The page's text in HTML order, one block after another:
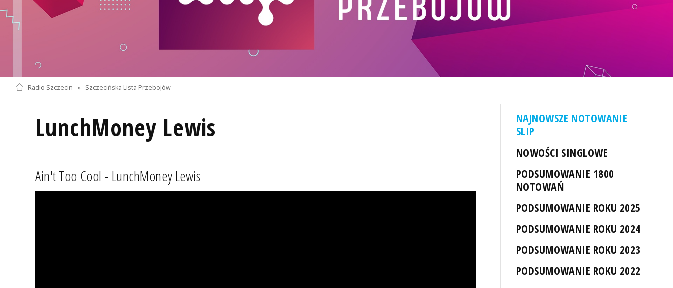
Radio Szczecin » Szczecińska Lista Przebojów
LunchMoney Lewis
Ain't Too Cool - LunchMoney Lewis
NAJNOWSZE NOTOWANIE
SLIP
NOWOŚCI SINGLOWE
PODSUMOWANIE 1800
NOTOWAŃ
PODSUMOWANIE ROKU 2025
PODSUMOWANIE ROKU 2024
PODSUMOWANIE ROKU 2023
PODSUMOWANIE ROKU 2022